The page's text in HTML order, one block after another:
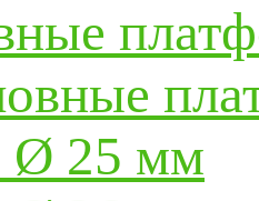
Ø 25 мм